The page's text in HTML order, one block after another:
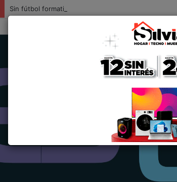
Sin fútbol formativo, qué pasará con el mayor